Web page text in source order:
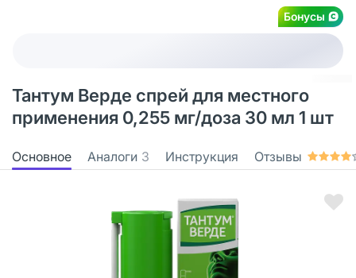
Бонусы
Тантум Верде спрей для местного
применения 0,255 мг/доза 30 мл 1 шт
Основное Аналоги 3 Инструкция Отзывы